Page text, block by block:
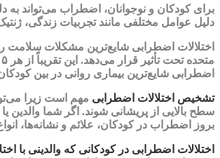
برای کودکان و نوجوانان، اضطراب می‌تواند به
دلیل عوامل مختلفی مانند تجربیات زندگی،
متحده تحت تأثیر قرار می‌دهد. این تقریباً از هر ۵ نفر ۱ نفر است
اضطرابی شایع‌ترین بیماری روانی در بین
تشخیص اختلالات اضطرابی مهم است زیرا
سطح بالایی از پریشانی شوند. اگر شما
بروز اضطراب در کودکان، علائم و نشانه‌ها،
اختلالات اضطرابی در کودکانی که والدینی